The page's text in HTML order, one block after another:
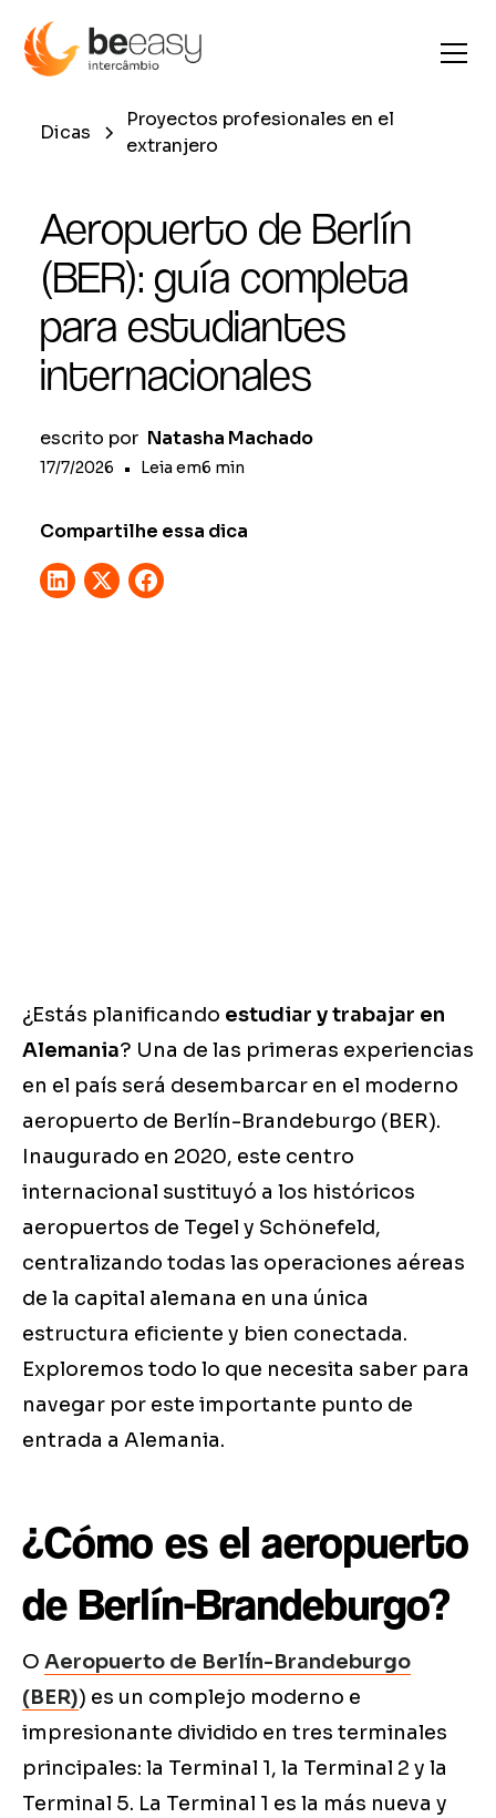
Dicas
Proyectos profesionales en el
extranjero
Aeropuerto de Berlín
(BER): guía completa
para estudiantes
internacionales
escrito por Natasha Machado
17/7/2026 • Leia em6 min
Compartilhe essa dica
¿Estás planificando estudiar y trabajar en
Alemania? Una de las primeras experiencias
en el país será desembarcar en el moderno
aeropuerto de Berlín-Brandeburgo (BER).
Inaugurado en 2020, este centro
internacional sustituyó a los históricos
aeropuertos de Tegel y Schönefeld,
centralizando todas las operaciones aéreas
de la capital alemana en una única
estructura eficiente y bien conectada.
Exploremos todo lo que necesita saber para
navegar por este importante punto de
entrada a Alemania.
¿Cómo es el aeropuerto
de Berlín-Brandeburgo?
O Aeropuerto de Berlín-Brandeburgo
(BER)) es un complejo moderno e
impresionante dividido en tres terminales
principales: la Terminal 1, la Terminal 2 y la
Terminal 5. La Terminal 1 es la más nueva y